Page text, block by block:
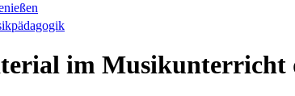
im Musikunterricht